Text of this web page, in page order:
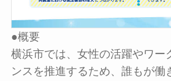
●概要
横浜市では、女性の活躍やワー
ンスを推進するため、誰もが働